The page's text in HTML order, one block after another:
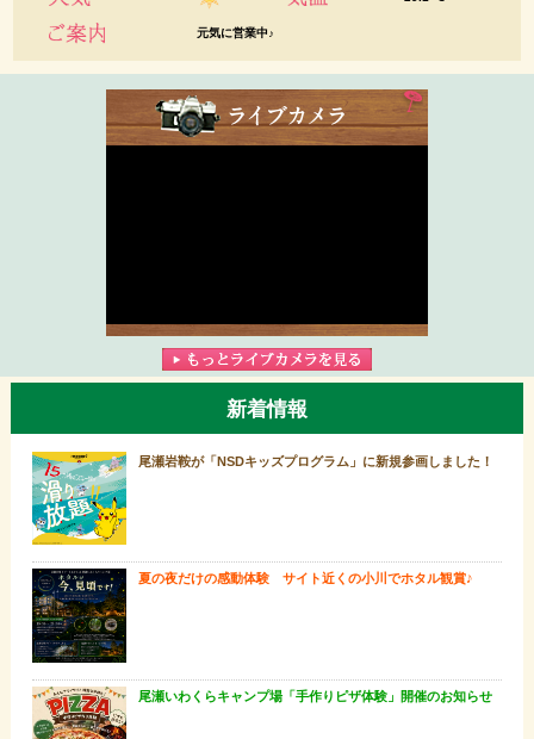
元気に営業中♪
新着情報
尾瀬岩鞍が「NSDキッズプログラム」に新規参画しました！
夏の夜だけの感動体験 サイト近くの小川でホタル観賞♪
尾瀬いわくらキャンプ場「手作りピザ体験」開催のお知らせ